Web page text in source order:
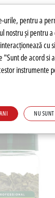
uri
urile, pentru a
nostru și pentru
cu
"Sunt de acord si
instrumente
NU